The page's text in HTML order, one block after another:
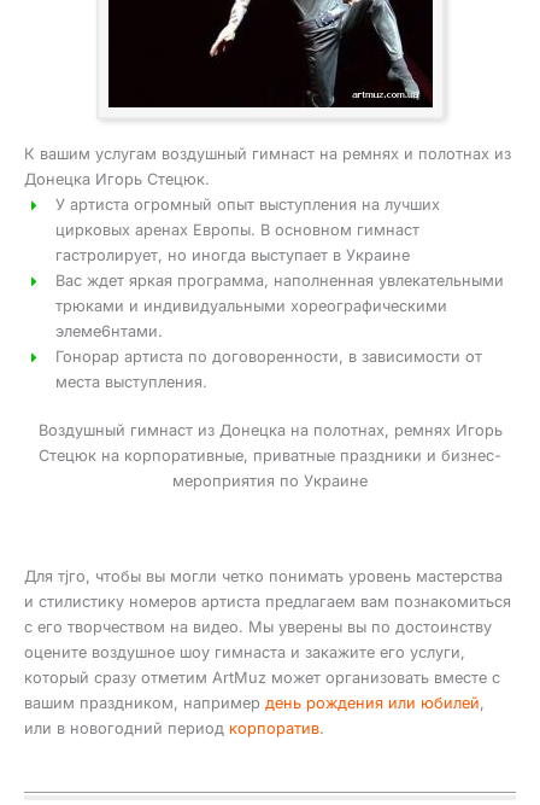
К вашим услугам воздушный гимнаст на ремнях и полотнах из
Донецка Игорь Стецюк.
У артиста огромный опыт выступления на лучших
цирковых аренах Европы. В основном гимнаст
гастролирует, но иногда выступает в Украине
Вас ждет яркая программа, наполненная увлекательными
трюками и индивидуальными хореографическими
элеме6нтами.
Гонорар артиста по договоренности, в зависимости от
места выступления.
Воздушный гимнаст из Донецка на полотнах, ремнях Игорь
Стецюк на корпоративные, приватные праздники и бизнес-
мероприятия по Украине
Для тjго, чтобы вы могли четко понимать уровень мастерства
и стилистику номеров артиста предлагаем вам познакомиться
с его творчеством на видео. Мы уверены вы по достоинству
оцените воздушное шоу гимнаста и закажите его услуги,
который сразу отметим ArtMuz может организовать вместе с
вашим праздником, например день рождения или юбилей,
или в новогодний период корпоратив.